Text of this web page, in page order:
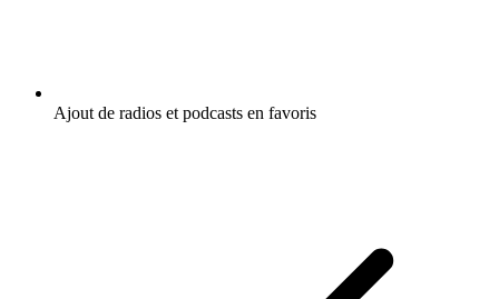
Ajout de radios et podcasts en favoris